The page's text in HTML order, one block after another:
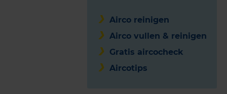
Airco reinigen
Airco vullen & reinigen
Gratis aircocheck
Aircotips